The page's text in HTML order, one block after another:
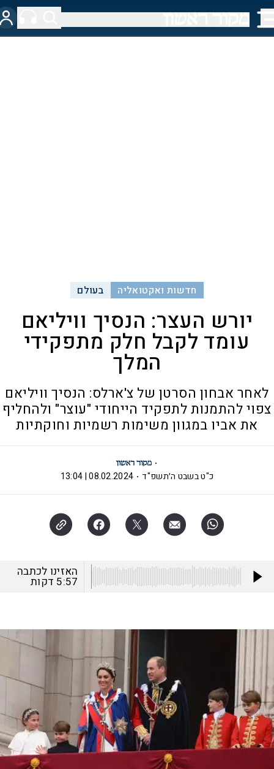
חדשות ואקטואליה בעולם
יורש העצר: הנסיך וויליאם
עומד לקבל חלק מתפקידי
המלך
לאחר אבחון הסרטן של צ'ארלס: הנסיך וויליאם
צפוי להתמנות לתפקיד הייחודי "עוצר" ולהחליף
את אביו במגוון משימות רשמיות וחוקתיות
כ"ט בשבט ה׳תשפ"ד 08.02.2024 | 13:04
האזינו לכתבה
5:57 דקות